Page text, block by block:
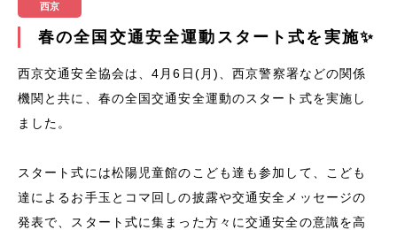
西京
春の全国交通安全運動スタート式を実施✨
西京交通安全協会は、4月6日(月)、西京警察署などの関係
機関と共に、春の全国交通安全運動のスタート式を実施し
ました。
スタート式には松陽児童館のこども達も参加して、こども
達によるお手玉とコマ回しの披露や交通安全メッセージの
発表で、スタート式に集まった方々に交通安全の意識を高